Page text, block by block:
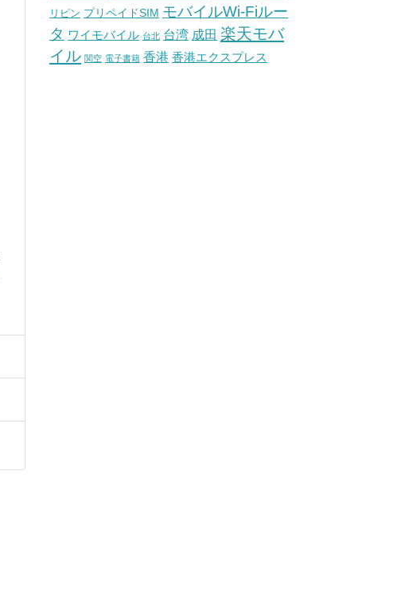
リピン プリペイドSIM モバイルWi-Fiルー
タ ワイモバイル 台北 台湾 成田 楽天モバ
イル 関空 電子書籍 香港 香港エクスプレス